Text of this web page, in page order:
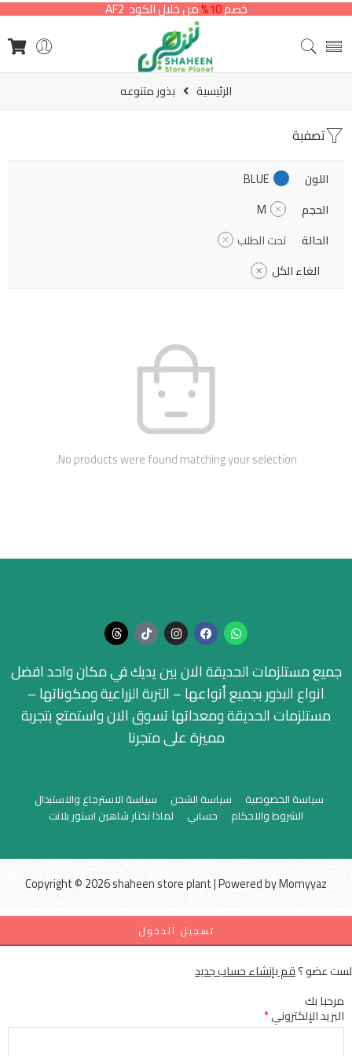
خصم10% من خلال الكود AF2
الرئيسية بذور متنوعه
تصفية
اللون
BLUE
الحجم
M
الحالة
تحت الطلب
الغاء الكل
No products were found matching your selection.
جميع مستلزمات الحديقة الان بين يديك في مكان واحد افضل
انواع البذور بجميع أنواعها – التربة الزراعية ومكوناتها –
مستلزمات الحديقة ومعداتها تسوق الان واستمتع بتجربة
مميزة على متجرنا
سياسة الخصوصية سياسة الشحن
سياسة الاسترجاع والاستبدال
الشروط والاحكام
حسابي لماذا تختار شاهين استور بلانت
Copyright © 2026 shaheen store plant | Powered byMomyyaz
تسجيل الدخول
لست عضو ؟قم بإنشاء حساب جديد
مرحبا بك
البريد الإلكتروني*